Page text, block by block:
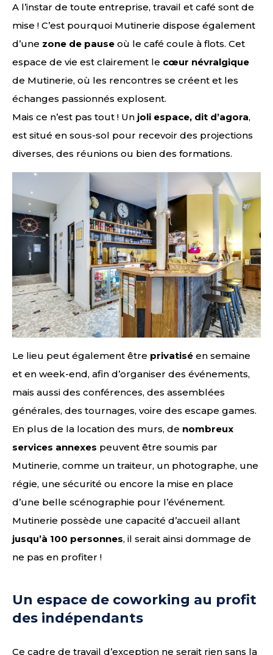
A l’instar de toute entreprise, travail et café sont de
mise ! C’est pourquoi Mutinerie dispose également
d’une zone de pause où le café coule à flots. Cet
espace de vie est clairement le cœur névralgique
de Mutinerie, où les rencontres se créent et les
échanges passionnés explosent.
Mais ce n’est pas tout ! Un joli espace, dit d’agora,
est situé en sous-sol pour recevoir des projections
diverses, des réunions ou bien des formations.
Le lieu peut également être privatisé en semaine
et en week-end, afin d’organiser des événements,
mais aussi des conférences, des assemblées
générales, des tournages, voire des escape games.
En plus de la location des murs, de nombreux
services annexes peuvent être soumis par
Mutinerie, comme un traiteur, un photographe, une
régie, une sécurité ou encore la mise en place
d’une belle scénographie pour l’événement.
Mutinerie possède une capacité d’accueil allant
jusqu’à 100 personnes, il serait ainsi dommage de
ne pas en profiter !
Un espace de coworking au profit
des indépendants
Ce cadre de travail d’exception ne serait rien sans la